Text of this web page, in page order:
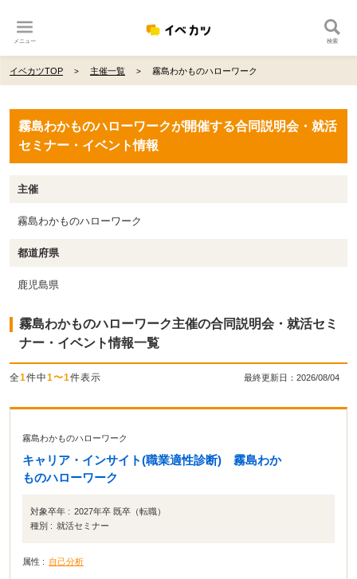
メニュー 検索
イベカツTOP 主催一覧 霧島わかものハローワーク
霧島わかものハローワークが開催する合同説明会・就活
セミナー・イベント情報
主催
霧島わかものハローワーク
都道府県
鹿児島県
霧島わかものハローワーク主催の合同説明会・就活セミ
ナー・イベント情報一覧
全1件中1〜1件表示 最終更新日：2026/08/04
霧島わかものハローワーク
キャリア・インサイト(職業適性診断) 霧島わか
ものハローワーク
対象卒年 : 2027年卒 既卒（転職）
種別 : 就活セミナー
属性 : 自己分析